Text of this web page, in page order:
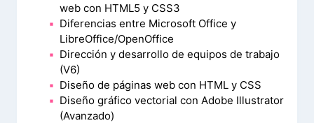
web con HTML5 y CSS3
Diferencias entre Microsoft Office y
LibreOffice/OpenOffice
Dirección y desarrollo de equipos de trabajo
(V6)
Diseño de páginas web con HTML y CSS
Diseño gráfico vectorial con Adobe Illustrator
(Avanzado)